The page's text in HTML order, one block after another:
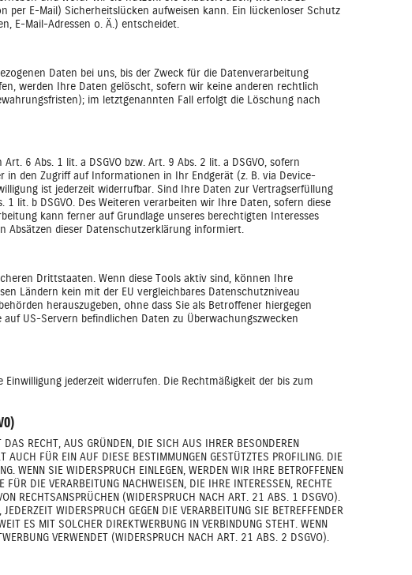
per E-Mail) Sicherheitslücken aufweisen kann. Ein lückenloser Schutz
E-Mail-Adressen o. Ä.) entscheidet.
Daten bei uns, bis der Zweck für die Datenverarbeitung
werden Ihre Daten gelöscht, sofern wir keine anderen rechtlich
im letztgenannten Fall erfolgt die Löschung nach
6 Abs. 1 lit. a DSGVO bzw. Art. 9 Abs. 2 lit. a DSGVO, sofern
in den Zugriff auf Informationen in Ihr Endgerät (z. B. via Device-
ist jederzeit widerrufbar. Sind Ihre Daten zur Vertragserfüllung
lit. b DSGVO. Des Weiteren verarbeiten wir Ihre Daten, sofern diese
kann ferner auf Grundlage unseres berechtigten Interesses
Absätzen dieser Datenschutzerklärung informiert.
Drittstaaten. Wenn diese Tools aktiv sind, können Ihre
Ländern kein mit der EU vergleichbares Datenschutzniveau
herauszugeben, ohne dass Sie als Betroffener hiergegen
US-Servern befindlichen Daten zu Überwachungszwecken
jederzeit widerrufen. Die Rechtmäßigkeit der bis zum
RECHT, AUS GRÜNDEN, DIE SICH AUS IHRER BESONDEREN
AUCH FÜR EIN AUF DIESE BESTIMMUNGEN GESTÜTZTES PROFILING. DIE
WENN SIE WIDERSPRUCH EINLEGEN, WERDEN WIR IHRE BETROFFENEN
DIE VERARBEITUNG NACHWEISEN, DIE IHRE INTERESSEN, RECHTE
RECHTSANSPRÜCHEN (WIDERSPRUCH NACH ART. 21 ABS. 1 DSGVO).
WIDERSPRUCH GEGEN DIE VERARBEITUNG SIE BETREFFENDER
ES MIT SOLCHER DIREKTWERBUNG IN VERBINDUNG STEHT. WENN
VERWENDET (WIDERSPRUCH NACH ART. 21 ABS. 2 DSGVO).